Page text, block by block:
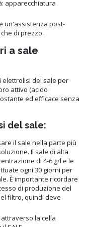
apparecchiatura
un'assistenza post-
di prezzo.
a sale
elettrolisi del sale per
attivo (acido
ed efficace senza
del sale:
il sale nella parte più
Il sale di alta
di 4-6 g/l e le
ogni 30 giorni per
È importante ricordare
di produzione del
filtro, quindi deve
la cella